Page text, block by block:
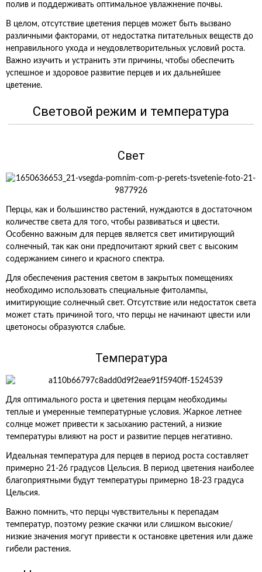
полив и поддерживать оптимальное увлажнение почвы.
В целом, отсутствие цветения перцев может быть вызвано
различными факторами, от недостатка питательных веществ до
неправильного ухода и неудовлетворительных условий роста.
Важно изучить и устранить эти причины, чтобы обеспечить
успешное и здоровое развитие перцев и их дальнейшее
цветение.
Световой режим и температура
Свет
Перцы, как и большинство растений, нуждаются в достаточном
количестве света для того, чтобы развиваться и цвести.
Особенно важным для перцев является свет имитирующий
солнечный, так как они предпочитают яркий свет с высоким
содержанием синего и красного спектра.
Для обеспечения растения светом в закрытых помещениях
необходимо использовать специальные фитолампы,
имитирующие солнечный свет. Отсутствие или недостаток света
может стать причиной того, что перцы не начинают цвести или
цветоносы образуются слабые.
Температура
Для оптимального роста и цветения перцам необходимы
теплые и умеренные температурные условия. Жаркое летнее
солнце может привести к засыханию растений, а низкие
температуры влияют на рост и развитие перцев негативно.
Идеальная температура для перцев в период роста составляет
примерно 21-26 градусов Цельсия. В период цветения наиболее
благоприятными будут температуры примерно 18-23 градуса
Цельсия.
Важно помнить, что перцы чувствительны к перепадам
температур, поэтому резкие скачки или слишком высокие/
низкие значения могут привести к остановке цветения или даже
гибели растения.